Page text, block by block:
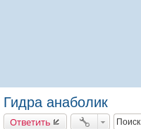
Гидра анаболик
Ответить